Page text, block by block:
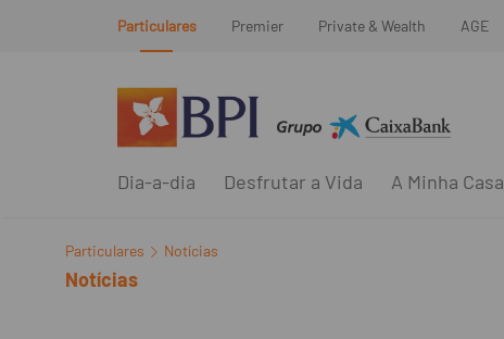
Particulares Premier Private & Wealth AGE
Dia-a-dia Desfrutar a Vida A Minha Casa
Particulares Notícias
Notícias